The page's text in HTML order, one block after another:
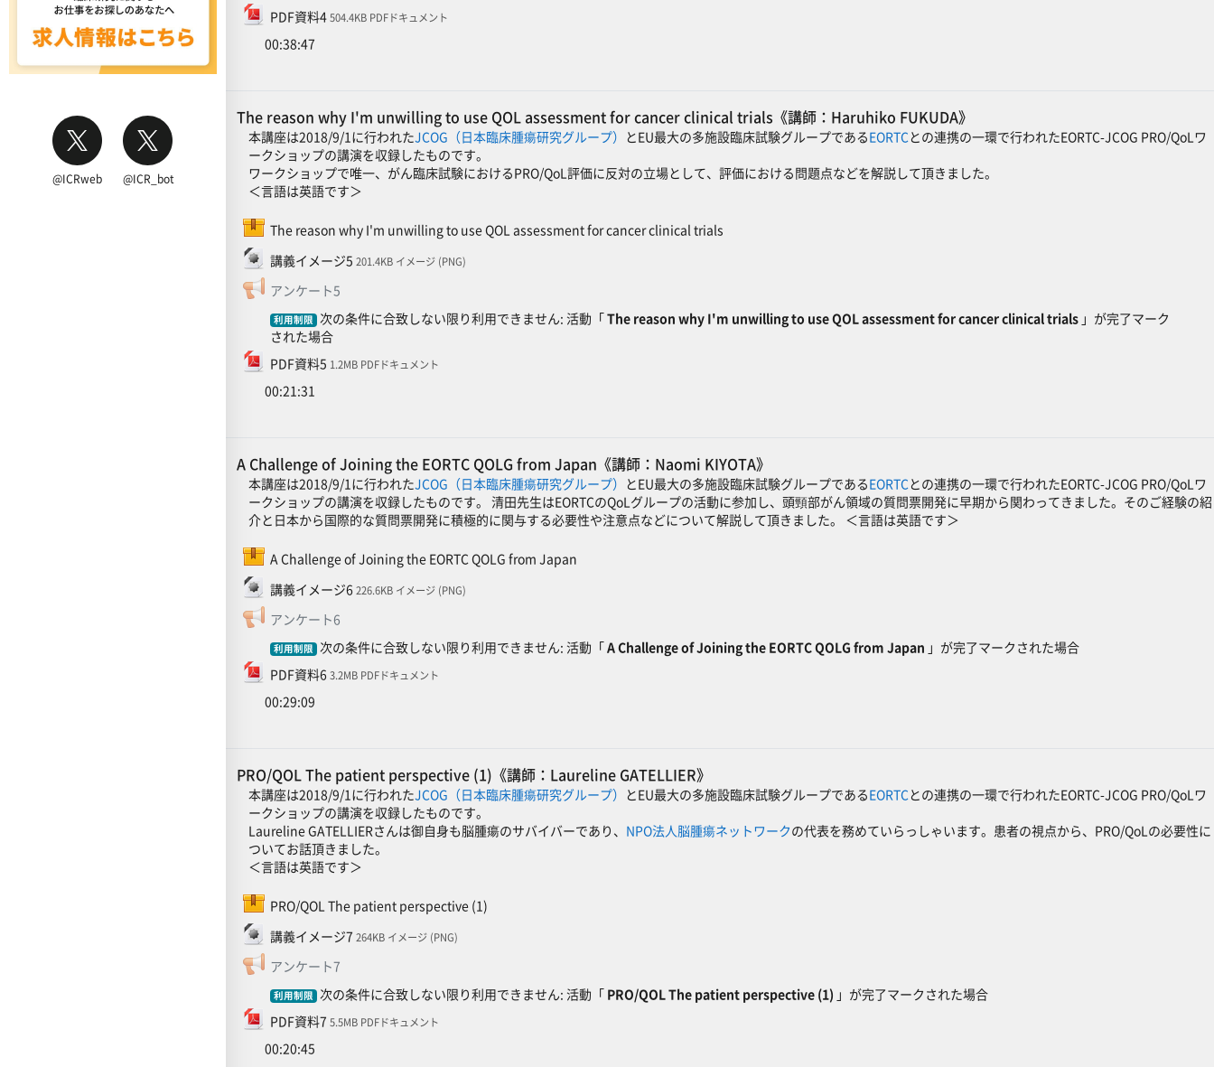
@ICRweb @ICR_bot
PDF資料4
ファイル504.4KB PDFドキュメント
00:38:47
The reason why I'm unwilling to use QOL assessment for cancer clinical trials《講師：Haruhiko FUKUDA》
本講座は2018/9/1に行われたJCOG（日本臨床腫瘍研究グループ） とEU最大の多施設臨床試験グループであるEORTCとの連携の一環で行われたEORTC-JCOG PRO/QoLワ
ークショップの講演を収録したものです。
ワークショップで唯一、がん臨床試験におけるPRO/QoL評価に反対の立場として、評価における問題点などを解説して頂きました。
＜言語は英語です＞
The reason why I'm unwilling to use QOL assessment for cancer clinical trialsSCORMパッケージ
講義イメージ5ファイル201.4KB イメージ (PNG)
アンケート5フィードバック
利用制限 次の条件に合致しない限り利用できません: 活動「The reason why I'm unwilling to use QOL assessment for cancer clinical trials 」が完了マーク
された場合
PDF資料5
ファイル1.2MB PDFドキュメント
00:21:31
A Challenge of Joining the EORTC QOLG from Japan《講師：Naomi KIYOTA》
本講座は2018/9/1に行われたJCOG（日本臨床腫瘍研究グループ） とEU最大の多施設臨床試験グループであるEORTCとの連携の一環で行われたEORTC-JCOG PRO/QoLワ
ークショップの講演を収録したものです。 清田先生はEORTCのQoLグループの活動に参加し、頭頸部がん領域の質問票開発に早期から関わってきました。そのご経験の紹
介と日本から国際的な質問票開発に積極的に関与する必要性や注意点などについて解説して頂きました。 ＜言語は英語です＞
A Challenge of Joining the EORTC QOLG from JapanSCORMパッケージ
講義イメージ6ファイル226.6KB イメージ (PNG)
アンケート6フィードバック
利用制限 次の条件に合致しない限り利用できません: 活動「A Challenge of Joining the EORTC QOLG from Japan 」が完了マークされた場合
PDF資料6
ファイル3.2MB PDFドキュメント
00:29:09
PRO/QOL The patient perspective (1)《講師：Laureline GATELLIER》
本講座は2018/9/1に行われたJCOG（日本臨床腫瘍研究グループ） とEU最大の多施設臨床試験グループであるEORTCとの連携の一環で行われたEORTC-JCOG PRO/QoLワ
ークショップの講演を収録したものです。
Laureline GATELLIERさんは御自身も脳腫瘍のサバイバーであり、 NPO法人脳腫瘍ネットワークの代表を務めていらっしゃいます。患者の視点から、PRO/QoLの必要性に
ついてお話頂きました。
＜言語は英語です＞
PRO/QOL The patient perspective (1)SCORMパッケージ
講義イメージ7ファイル264KB イメージ (PNG)
アンケート7フィードバック
利用制限 次の条件に合致しない限り利用できません: 活動「 PRO/QOL The patient perspective (1) 」が完了マークされた場合
PDF資料7
ファイル5.5MB PDFドキュメント
00:20:45